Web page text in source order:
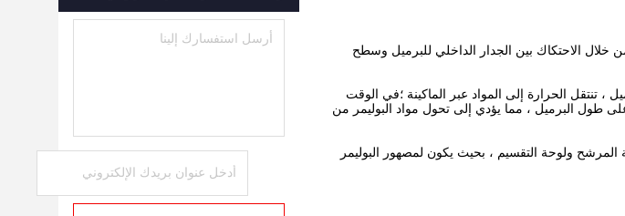
خلال الاحتكاك بين الجدار الداخلي للبرميل وسطح
، تنتقل الحرارة إلى المواد عبر الماكينة ؛في الوقت
طول البرميل ، مما يؤدي إلى تحول مواد البوليمر من
ولوحة التقسيم ، بحيث يكون لمصهور البوليمر